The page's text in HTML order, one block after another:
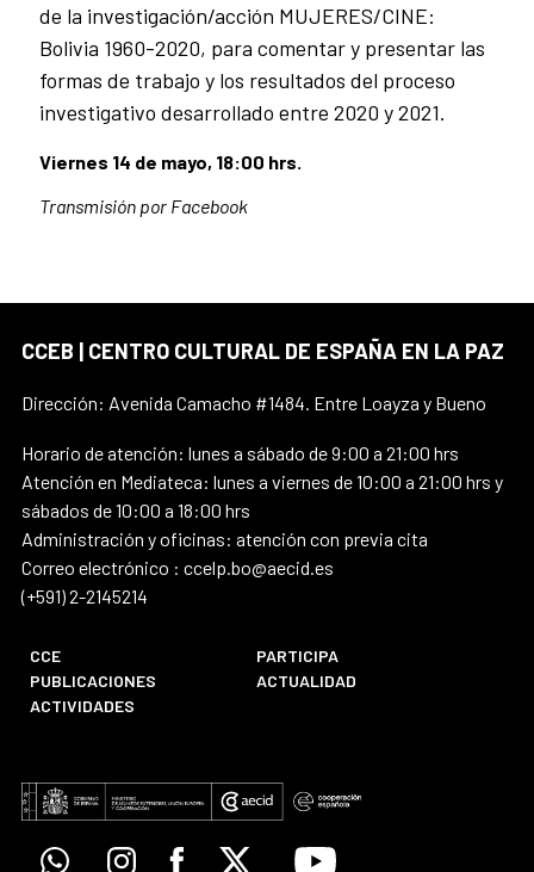
de la investigación/acción MUJERES/CINE:
Bolivia 1960-2020, para comentar y presentar las
formas de trabajo y los resultados del proceso
investigativo desarrollado entre 2020 y 2021.
Viernes 14 de mayo, 18:00 hrs.
Transmisión por Facebook
CCEB | CENTRO CULTURAL DE ESPAÑA EN LA PAZ
Dirección: Avenida Camacho #1484. Entre Loayza y Bueno
Horario de atención: lunes a sábado de 9:00 a 21:00 hrs
Atención en Mediateca: lunes a viernes de 10:00 a 21:00 hrs y
sábados de 10:00 a 18:00 hrs
Administración y oficinas: atención con previa cita
Correo electrónico : ccelp.bo@aecid.es
(+591) 2-2145214
CCE
PARTICIPA
PUBLICACIONES
ACTUALIDAD
ACTIVIDADES
WhatsappInstagramFacebook
X Youtube